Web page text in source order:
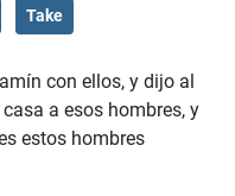
Take
con ellos, y dijo al
a esos hombres, y
estos hombres